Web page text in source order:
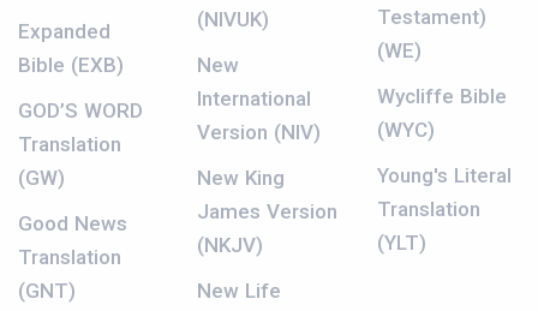
Expanded
Bible (EXB)
GOD’S WORD
Translation
(GW)
Good News
Translation
(GNT)
(NIVUK)
New
International
Version (NIV)
New King
James Version
(NKJV)
New Life
Testament)
(WE)
Wycliffe Bible
(WYC)
Young's Literal
Translation
(YLT)